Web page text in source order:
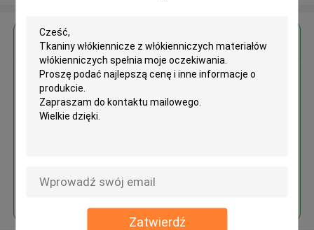
Zatwierdź
Uzyskaj najlepszą cenę za
Tkaniny włókiennicze z
włókienniczych materiałów
Kontyntynuj